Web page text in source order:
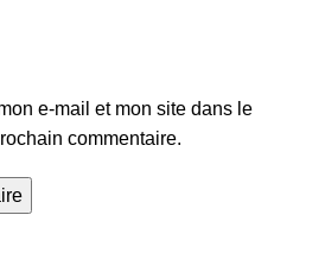
e-mail et mon site dans le
commentaire.